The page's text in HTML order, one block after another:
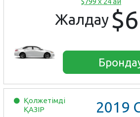
Жалдау
Қолжетімді
ҚАЗІР
2019